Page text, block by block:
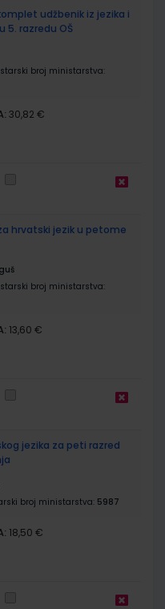
komplet udžbenik iz jezika i
5. razredu OŠ
broj ministarstva:
30,82 €
za hrvatski jezik u petome
broj ministarstva:
13,60 €
jezika za peti razred
broj ministarstva: 5987
18,50 €